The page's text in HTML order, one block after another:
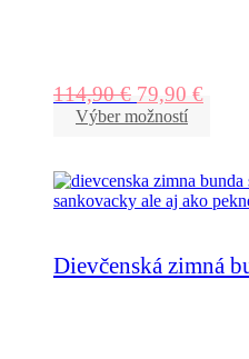
114,90€ 79,90 €
Výber možností
Dievčenská zimná